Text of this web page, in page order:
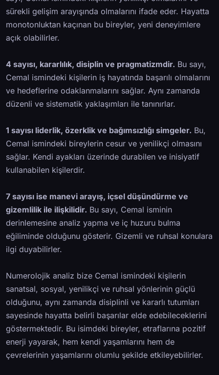
sürekli gelişim arayışında olmalarını ifade eder. Hayatta
monotonluktan kaçınan bu bireyler, yeni deneyimlere
açık olabilirler.
4 sayısı, kararlılık, disiplin ve pragmatizmdir. Bu sayı,
Cemal ismindeki kişilerin iş hayatında başarılı olmalarını
ve hedeflerine odaklanmalarını sağlar. Aynı zamanda
düzenli ve sistematik yaklaşımları ile tanınırlar.
1 sayısı liderlik, özerklik ve bağımsızlığı simgeler. Bu,
Cemal ismindeki bireylerin cesur ve yenilikçi olmasını
sağlar. Kendi ayakları üzerinde durabilen ve inisiyatif
kullanabilen kişilerdir.
7 sayısı ise manevi arayış, içsel düşündürme ve
gizemlilik ile ilişkilidir. Bu sayı, Cemal isminin
derinlemesine analiz yapma ve iç huzuru bulma
eğiliminde olduğunu gösterir. Gizemli ve ruhsal konulara
ilgi duyabilirler.
Numerolojik analiz bize Cemal ismindeki kişilerin
sanatsal, sosyal, yenilikçi ve ruhsal yönlerinin güçlü
olduğunu, aynı zamanda disiplinli ve kararlı tutumları
sayesinde hayatta belirli başarılar elde edebileceklerini
göstermektedir. Bu isimdeki bireyler, etraflarına pozitif
enerji yayarak, hem kendi yaşamlarını hem de
çevrelerinin yaşamlarını olumlu şekilde etkileyebilirler.